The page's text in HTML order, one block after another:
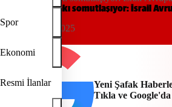
Spor
Ekonomi
Resmi İlanlar
SiyoNazi ittifakı somutlaşıyor: İsrail
04:00, 27/02/2025
Yeni Şafak
Tıkla ve